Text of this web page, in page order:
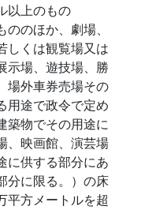
以上のもの
のほか、劇場、
しくは観覧場又は
示場、遊技場、勝
場外車券売場その
用途で政令で定め
築物でその用途に
、映画館、演芸場
に供する部分にあ
分に限る。）の床
平方メートルを超